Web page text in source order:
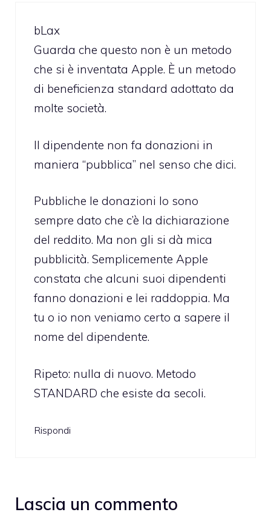
bLax
Guarda che questo non è un metodo
che si è inventata Apple. È un metodo
di beneficienza standard adottato da
molte società.
Il dipendente non fa donazioni in
maniera “pubblica” nel senso che dici.
Pubbliche le donazioni lo sono
sempre dato che c’è la dichiarazione
del reddito. Ma non gli si dà mica
pubblicità. Semplicemente Apple
constata che alcuni suoi dipendenti
fanno donazioni e lei raddoppia. Ma
tu o io non veniamo certo a sapere il
nome del dipendente.
Ripeto: nulla di nuovo. Metodo
STANDARD che esiste da secoli.
Rispondi
Lascia un commento